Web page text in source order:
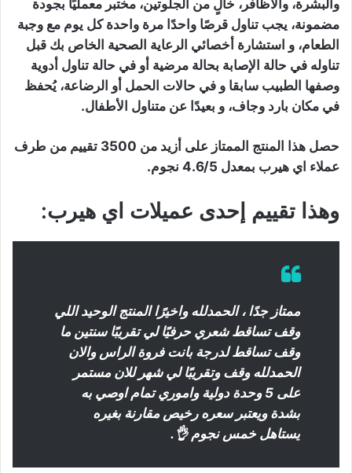
والبشرة، والأظافر، خالٍ من الجلوتين، مختبر معمليًا بجودة
مضمونة، يجب تناول قرصًا واحدًا مرة واحدة كل يوم مع وجبة
الطعام، و استشارة أخصائي الرعاية الصحية الخاص بك قبل
تناوله في حالة الإصابة بحالة مرضية أو في حالة تناول أدوية
وصفها الطبيب سابقا و في حالات الحمل أو الرضاعة، يُحفظ
في مكان بارد وجاف، و بعيدًا عن متناول الأطفال.
حصل هذا المنتج الممتاز على أزيد من 3500 تقييم من طرف
عملاء اي هيرب بمعدل 4.6/5 نجوم.
وهذا تقييم إحدى عميلات اي هيرب:
ممتاز جدًا ، الحمدلله واخيرًا المنتج الوحيد اللي
وقف تساقط شعري حرفيًا لي تقريبًا سنتين ما
وقف تساقط لدرجة بانت فروة الراس والان
الحمدلله وقف وتقريبًا لي شهر للان مستمر
على 5 وحدة دولية واموري تمام اوصي به
بشدة ويعتبر سعره رخيص مقارنة بغيره
يستاهل خمس نجوم 👌.